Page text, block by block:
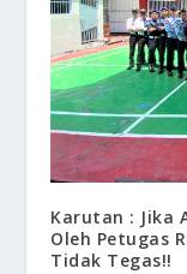
Karutan : Jika
Oleh Petugas
Tidak Tegas!!